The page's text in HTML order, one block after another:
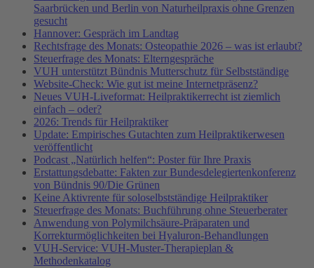
Saarbrücken und Berlin von Naturheilpraxis ohne Grenzen
gesucht
Hannover: Gespräch im Landtag
Rechtsfrage des Monats: Osteopathie 2026 – was ist erlaubt?
Steuerfrage des Monats: Elterngespräche
VUH unterstützt Bündnis Mutterschutz für Selbstständige
Website-Check: Wie gut ist meine Internetpräsenz?
Neues VUH-Liveformat: Heilpraktikerrecht ist ziemlich
einfach – oder?
2026: Trends für Heilpraktiker
Update: Empirisches Gutachten zum Heilpraktikerwesen
veröffentlicht
Podcast „Natürlich helfen“: Poster für Ihre Praxis
Erstattungsdebatte: Fakten zur Bundesdelegiertenkonferenz
von Bündnis 90/Die Grünen
Keine Aktivrente für soloselbstständige Heilpraktiker
Steuerfrage des Monats: Buchführung ohne Steuerberater
Anwendung von Polymilchsäure-Präparaten und
Korrekturmöglichkeiten bei Hyaluron-Behandlungen
VUH-Service: VUH-Muster-Therapieplan &
Methodenkatalog